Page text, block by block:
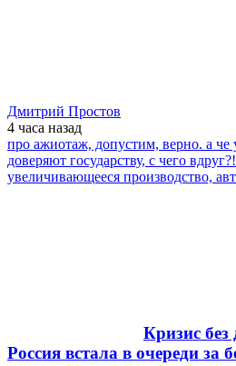
Дмитрий Простов
4 часа назад
про ажиотаж, допустим, верно. а че
доверяют государству, с чего
увеличивающееся производство,
Кризис
Россия встала в очереди за